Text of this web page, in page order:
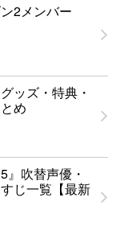
2メンバー
ッズ・特典・
め
』吹替声優・
じ一覧【最新